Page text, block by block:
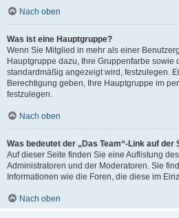
Nach oben
Was ist eine Hauptgruppe?
Wenn Sie Mitglied in mehr als einer
Hauptgruppe dazu, Ihre Gruppenfarbe sowie
standardmäßig angezeigt wird, festzulegen.
Berechtigung geben, Ihre Hauptgruppe im
festzulegen.
Nach oben
Was bedeutet der „Das Team“-Link auf der
Auf dieser Seite finden Sie eine Auflistung
Administratoren und der Moderatoren. Sie
Informationen wie die Foren, die diese im
Nach oben